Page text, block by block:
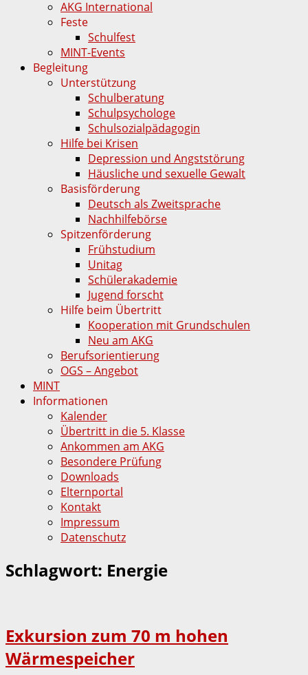
AKG International
Feste
Schulfest
MINT-Events
Begleitung
Unterstützung
Schulberatung
Schulpsychologe
Schulsozialpädagogin
Hilfe bei Krisen
Depression und Angststörung
Häusliche und sexuelle Gewalt
Basisförderung
Deutsch als Zweitsprache
Nachhilfebörse
Spitzenförderung
Frühstudium
Unitag
Schülerakademie
Jugend forscht
Hilfe beim Übertritt
Kooperation mit Grundschulen
Neu am AKG
Berufsorientierung
OGS – Angebot
MINT
Informationen
Kalender
Übertritt in die 5. Klasse
Ankommen am AKG
Besondere Prüfung
Downloads
Elternportal
Kontakt
Impressum
Datenschutz
Schlagwort: Energie
Exkursion zum 70 m hohen
Wärmespeicher